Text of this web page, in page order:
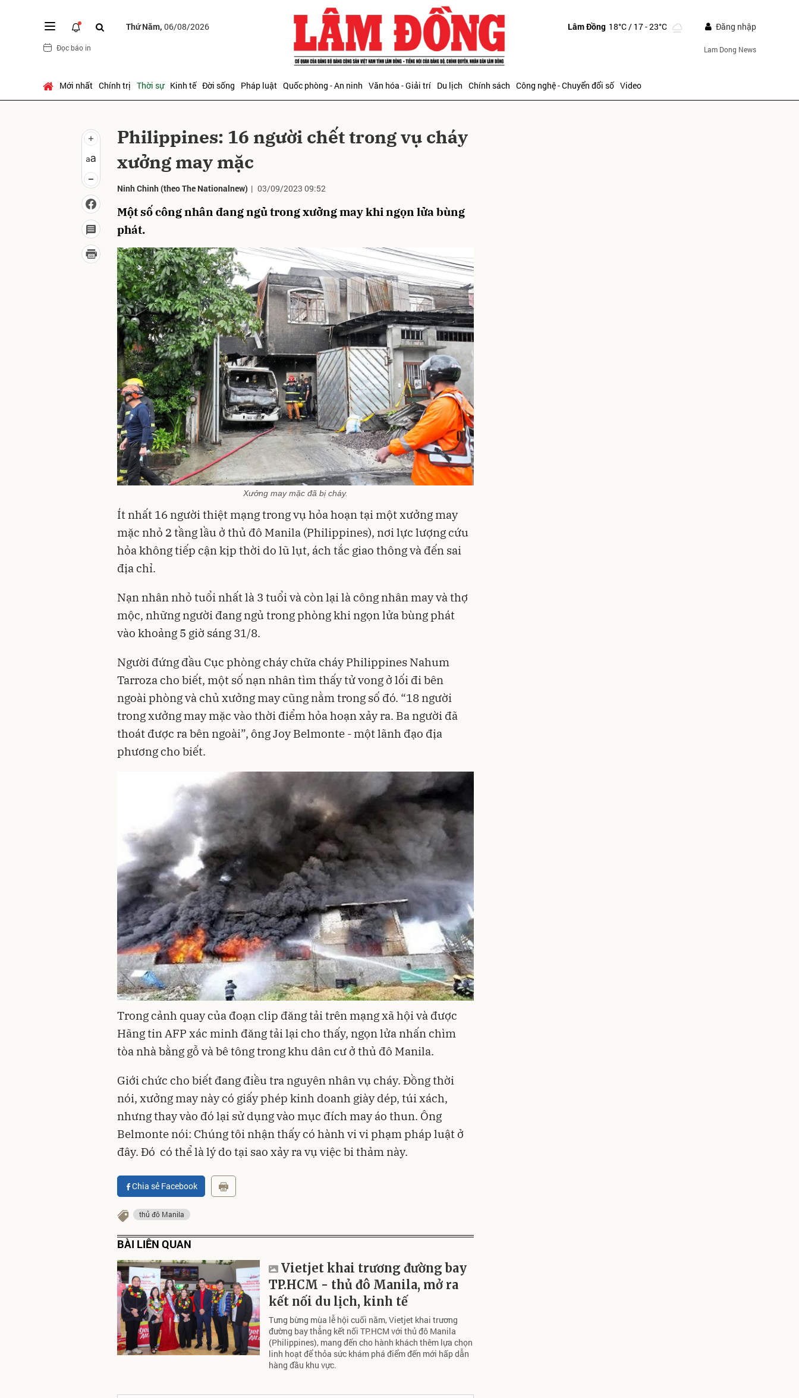
Thứ Năm, 06/08/2026
Đọc báo in
Lâm Đồng 18°C/ 17 - 23°C Đăng nhập
Lam Dong News
Mới nhất Chính trị Thời sự Kinh tế Đời sống Pháp luật Quốc phòng - An ninh Văn hóa - Giải trí Du lịch Chính sách Công nghệ - Chuyển đổi số Video
Philippines: 16 người chết trong vụ cháy
xưởng may mặc
Ninh Chinh(theo The Nationalnew) | 03/09/2023 09:52
Một số công nhân đang ngủ trong xưởng may khi ngọn lửa bùng
phát.
Xưởng may mặc đã bị cháy.
Ít nhất 16 người thiệt mạng trong vụ hỏa hoạn tại một xưởng may
mặc nhỏ 2 tầng lầu ở thủ đô Manila (Philippines), nơi lực lượng cứu
hỏa không tiếp cận kịp thời do lũ lụt, ách tắc giao thông và đến sai
địa chỉ.
Nạn nhân nhỏ tuổi nhất là 3 tuổi và còn lại là công nhân may và thợ
mộc, những người đang ngủ trong phòng khi ngọn lửa bùng phát
vào khoảng 5 giờ sáng 31/8.
Người đứng đầu Cục phòng cháy chữa cháy Philippines Nahum
Tarroza cho biết, một số nạn nhân tìm thấy tử vong ở lối đi bên
ngoài phòng và chủ xưởng may cũng nằm trong số đó. “18 người
trong xưởng may mặc vào thời điểm hỏa hoạn xảy ra. Ba người đã
thoát được ra bên ngoài”, ông Joy Belmonte - một lãnh đạo địa
phương cho biết.
Trong cảnh quay của đoạn clip đăng tải trên mạng xã hội và được
Hãng tin AFP xác minh đăng tải lại cho thấy, ngọn lửa nhấn chìm
tòa nhà bằng gỗ và bê tông trong khu dân cư ở thủ đô Manila.
Giới chức cho biết đang điều tra nguyên nhân vụ cháy. Đồng thời
nói, xưởng may này có giấy phép kinh doanh giày dép, túi xách,
nhưng thay vào đó lại sử dụng vào mục đích may áo thun. Ông
Belmonte nói: Chúng tôi nhận thấy có hành vi vi phạm pháp luật ở
đây. Đó có thể là lý do tại sao xảy ra vụ việc bi thảm này.
Chia sẻ Facebook
thủ đô Manila
BÀI LIÊN QUAN
Vietjet khai trương đường bay
TP.HCM - thủ đô Manila, mở ra
kết nối du lịch, kinh tế
Tưng bừng mùa lễ hội cuối năm, Vietjet khai trương
đường bay thẳng kết nối TP.HCM với thủ đô Manila
(Philippines), mang đến cho hành khách thêm lựa chọn
linh hoạt để thỏa sức khám phá điểm đến mới hấp dẫn
hàng đầu khu vực.
Gửi bình luận